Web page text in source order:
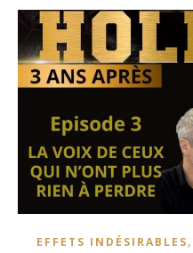
EFFETS INDÉSIRABLES,